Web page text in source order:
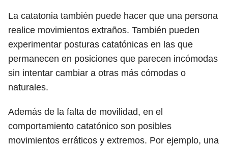
La catatonia también puede hacer que una persona
realice movimientos extraños. También pueden
experimentar posturas catatónicas en las que
permanecen en posiciones que parecen incómodas
sin intentar cambiar a otras más cómodas o
naturales.
Además de la falta de movilidad, en el
comportamiento catatónico son posibles
movimientos erráticos y extremos. Por ejemplo, una